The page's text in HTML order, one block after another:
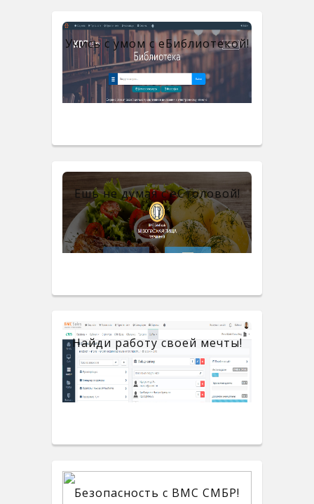
Учись с умом с eБиблиотекой!
Ешь не думая с eСтоловой!
Найди работу своей мечты!
Безопасность с BMC СМБР!